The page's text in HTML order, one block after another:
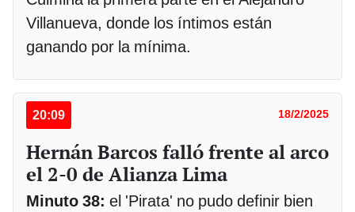
Villanueva, donde los íntimos están
ganando por la mínima.
20:09 18/2/2025
Hernán Barcos falló frente al arco
el 2-0 de Alianza Lima
Minuto 38: el 'Pirata' no pudo definir bien